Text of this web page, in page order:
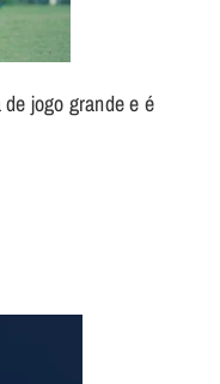
jogo grande e é